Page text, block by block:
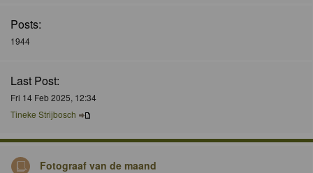
Posts:
1944
Last Post:
Fri 14 Feb 2025, 12:34
Tineke Strijbosch
Fotograaf van de maand